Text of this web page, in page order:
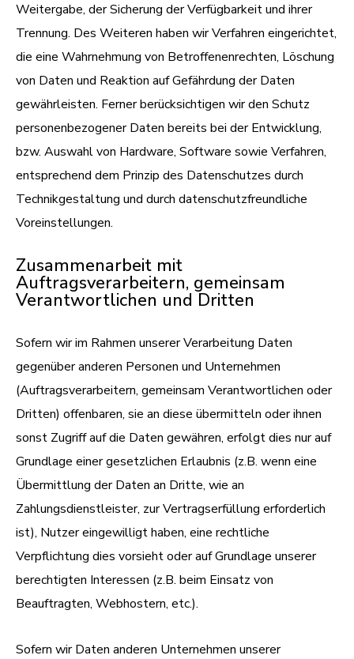
Weitergabe, der Sicherung der Verfügbarkeit und ihrer
Trennung. Des Weiteren haben wir Verfahren eingerichtet,
die eine Wahrnehmung von Betroffenenrechten, Löschung
von Daten und Reaktion auf Gefährdung der Daten
gewährleisten. Ferner berücksichtigen wir den Schutz
personenbezogener Daten bereits bei der Entwicklung,
bzw. Auswahl von Hardware, Software sowie Verfahren,
entsprechend dem Prinzip des Datenschutzes durch
Technikgestaltung und durch datenschutzfreundliche
Voreinstellungen.
Zusammenarbeit mit
Auftragsverarbeitern, gemeinsam
Verantwortlichen und Dritten
Sofern wir im Rahmen unserer Verarbeitung Daten
gegenüber anderen Personen und Unternehmen
(Auftragsverarbeitern, gemeinsam Verantwortlichen oder
Dritten) offenbaren, sie an diese übermitteln oder ihnen
sonst Zugriff auf die Daten gewähren, erfolgt dies nur auf
Grundlage einer gesetzlichen Erlaubnis (z.B. wenn eine
Übermittlung der Daten an Dritte, wie an
Zahlungsdienstleister, zur Vertragserfüllung erforderlich
ist), Nutzer eingewilligt haben, eine rechtliche
Verpflichtung dies vorsieht oder auf Grundlage unserer
berechtigten Interessen (z.B. beim Einsatz von
Beauftragten, Webhostern, etc.).
Sofern wir Daten anderen Unternehmen unserer